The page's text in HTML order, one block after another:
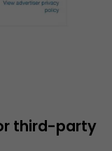
third-party